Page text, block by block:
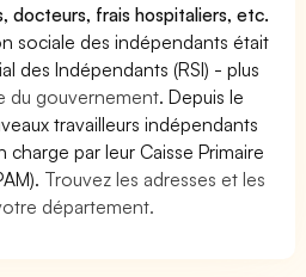
docteurs, frais hospitaliers, etc.
sociale des indépendants était
des Indépendants (RSI) - plus
du gouvernement. Depuis le
travailleurs indépendants
par leur Caisse Primaire
Trouvez les adresses et les
département.